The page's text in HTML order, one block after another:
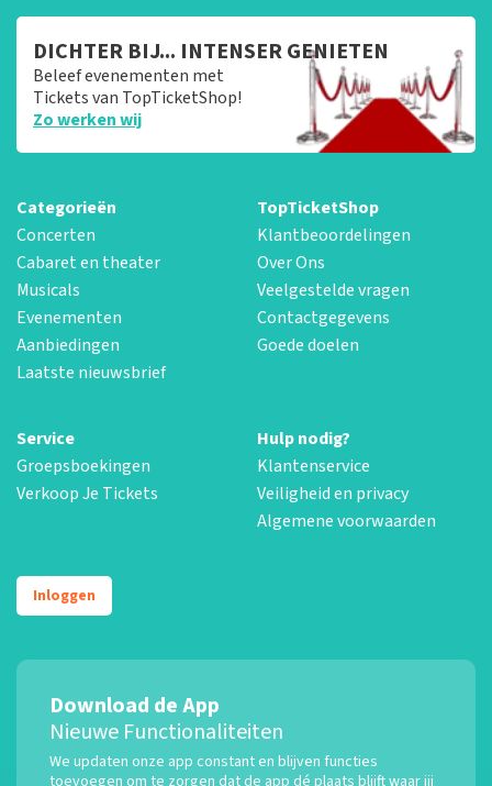
DICHTER BIJ... INTENSER GENIETEN
Beleef evenementen met
Tickets van TopTicketShop!
Zo werken wij
Categorieën
Concerten
Cabaret en theater
Musicals
Evenementen
Aanbiedingen
Laatste nieuwsbrief
TopTicketShop
Klantbeoordelingen
Over Ons
Veelgestelde vragen
Contactgegevens
Goede doelen
Service
Groepsboekingen
Verkoop Je Tickets
Hulp nodig?
Klantenservice
Veiligheid en privacy
Algemene voorwaarden
Inloggen
Download de App
Nieuwe Functionaliteiten
We updaten onze app constant en blijven functies
toevoegen om te zorgen dat de app dé plaats blijft waar jij